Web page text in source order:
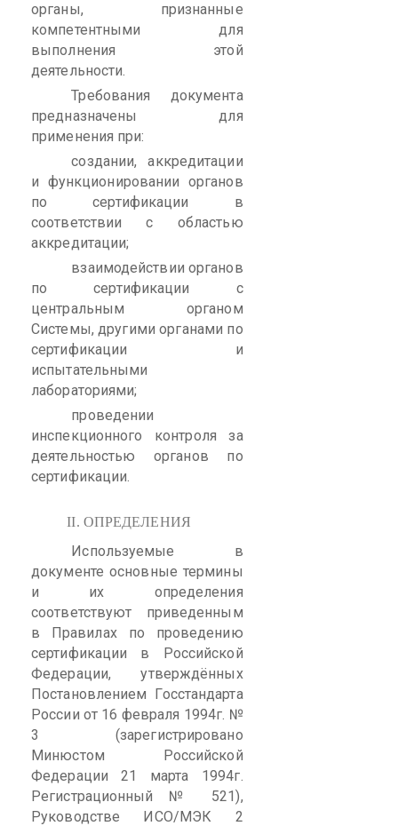
органы, признанные
компетентными для
выполнения этой
деятельности.
Требования документа
предназначены для
применения при:
создании, аккредитации
и функционировании органов
по сертификации в
соответствии с областью
аккредитации;
взаимодействии органов
по сертификации с
центральным органом
Системы, другими органами по
сертификации и
испытательными
лабораториями;
проведении
инспекционного контроля за
деятельностью органов по
сертификации.
II. ОПРЕДЕЛЕНИЯ
Используемые в
документе основные термины
и их определения
соответствуют приведенным
в Правилах по проведению
сертификации в Российской
Федерации, утверждённых
Постановлением Госстандарта
России от 16 февраля 1994г. №
3 (зарегистрировано
Минюстом Российской
Федерации 21 марта 1994г.
Регистрационный № 521),
Руководстве ИСО/МЭК 2